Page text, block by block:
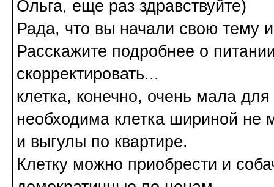
Ольга, еще раз здравствуйте)
Рада, что вы начали свою тему
Расскажите подробнее о
скорректировать...
клетка, конечно, очень мала
необходима клетка шириной не
и выгулы по квартире.
Клетку можно приобрести и